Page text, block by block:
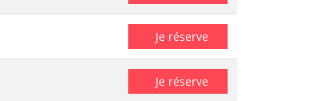
Je réserve
Je réserve